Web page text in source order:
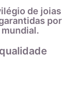
de joias
por